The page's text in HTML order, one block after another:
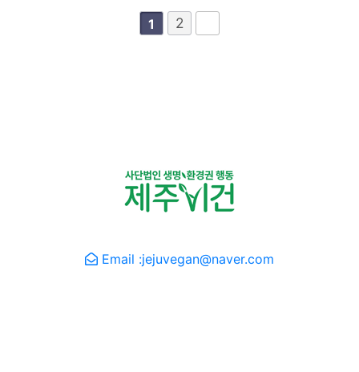
1 2
Email :jejuvegan@naver.com